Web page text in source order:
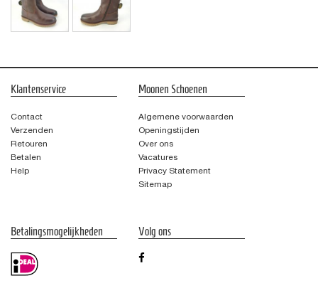
Klantenservice
Contact
Verzenden
Retouren
Betalen
Help
Moonen Schoenen
Algemene voorwaarden
Openingstijden
Over ons
Vacatures
Privacy Statement
Sitemap
Betalingsmogelijkheden Volg ons